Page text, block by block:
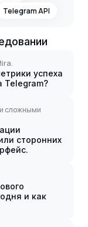
Telegram API
успеха
Telegram?
сложными
сторонних
и как